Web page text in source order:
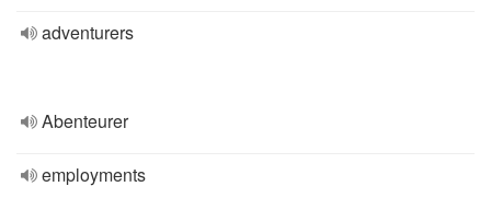
adventurers
Abenteurer
employments